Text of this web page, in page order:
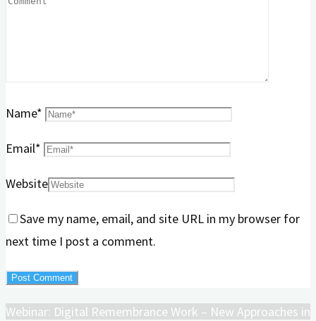
Name*
Email*
Website
Save my name, email, and site URL in my browser for
next time I post a comment.
Webinar: Digital Remembrance Work – New Approaches in